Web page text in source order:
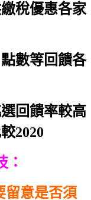
稅優惠各家
數等回饋各
回饋率較高
2020
：
留意是否須